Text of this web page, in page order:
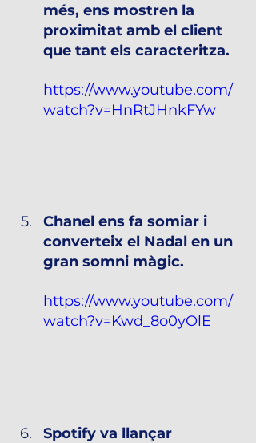
més, ens mostren la
proximitat amb el client
que tant els caracteritza.
https://www.youtube.com/
watch?v=HnRtJHnkFYw
Chanel ens fa somiar i
converteix el Nadal en un
gran somni màgic.
https://www.youtube.com/
watch?v=Kwd_8o0yOlE
Spotify va llançar